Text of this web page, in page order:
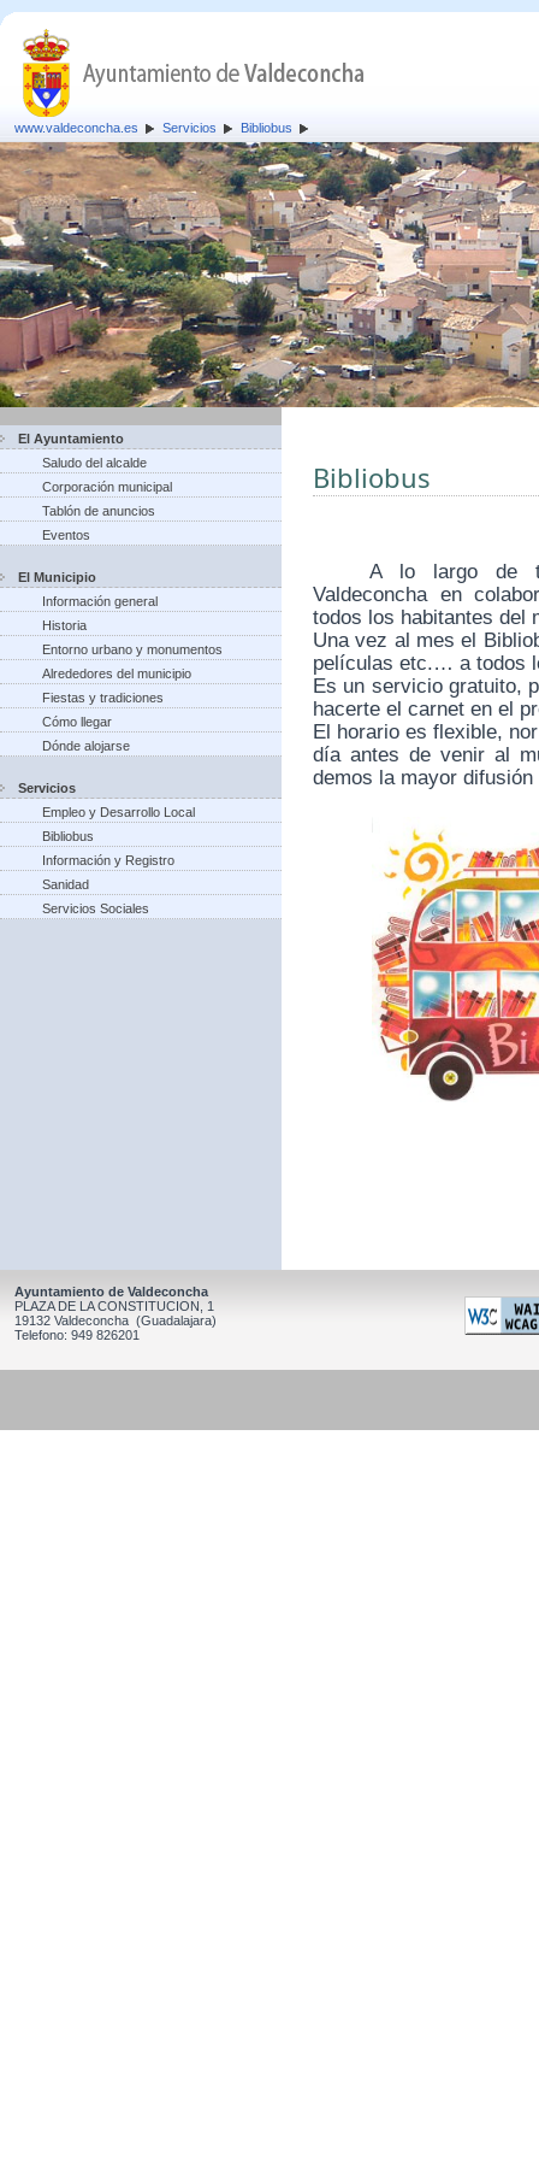
www.valdeconcha.es Servicios Bibliobus
El Ayuntamiento
Saludo del alcalde
Corporación municipal
Tablón de anuncios
Eventos
El Municipio
Información general
Historia
Entorno urbano y monumentos
Alrededores del municipio
Fiestas y tradiciones
Cómo llegar
Dónde alojarse
Servicios
Empleo y Desarrollo Local
Bibliobus
Información y Registro
Sanidad
Servicios Sociales
Bibliobus
A lo largo de
Valdeconcha en
todos los habitantes del
Una vez al mes el
películas etc.… a todos
Es un servicio gratuito,
hacerte el carnet en el
El horario es flexible,
día antes de venir al
demos la mayor difusión
Ayuntamiento de Valdeconcha
PLAZA DE LA CONSTITUCION, 1
19132 Valdeconcha (Guadalajara)
Telefono: 949 826201